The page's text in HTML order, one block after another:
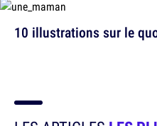
10 illustrations sur le